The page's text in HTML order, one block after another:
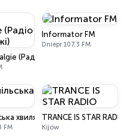
(Радіо Ностальжі)
Informator FM
Dniepr 107.3 FM
хвиля
FM
TRANCE IS STAR RADIO
Kijów